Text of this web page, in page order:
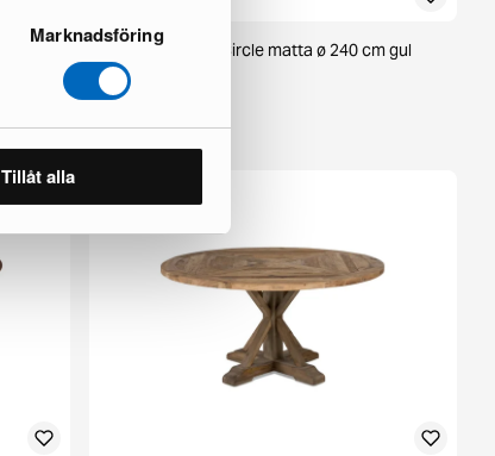
Marknadsföring
Tillåt alla
KM Home Hawaii Circle matta ø 240 cm gul
1 i lager ·
85 €